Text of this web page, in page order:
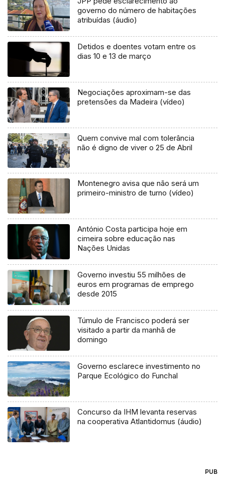
governo do número de habitações
atribuídas (áudio)
Detidos e doentes votam entre os
dias 10 e 13 de março
Negociações aproximam-se das
pretensões da Madeira (vídeo)
Quem convive mal com tolerância
não é digno de viver o 25 de Abril
Montenegro avisa que não será um
primeiro-ministro de turno (vídeo)
António Costa participa hoje em
cimeira sobre educação nas
Nações Unidas
Governo investiu 55 milhões de
euros em programas de emprego
desde 2015
Túmulo de Francisco poderá ser
visitado a partir da manhã de
domingo
Governo esclarece investimento no
Parque Ecológico do Funchal
Concurso da IHM levanta reservas
na cooperativa Atlantidomus (áudio)
PUB